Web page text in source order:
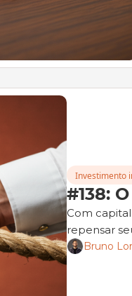
Investimento
#138:
Com
repensar
Bruno